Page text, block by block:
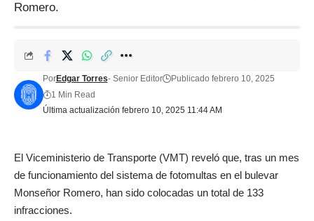
Romero.
Última actualización febrero 10, 2025 11:44 AM
PorEdgar Torres- Senior Editor
Publicado febrero 10, 2025
1 Min Read
El Viceministerio de Transporte (VMT) reveló que, tras un mes
de funcionamiento del sistema de fotomultas en el bulevar
Monseñor Romero, han sido colocadas un total de 133
infracciones.